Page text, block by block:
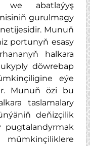
we abatlaýyş
gurulmagy
Munuň
portunyň esasy
halkara
döwrebap
eýe
Munuň özi bu
taslamalary
deňizçilik
pugtalandyrmak